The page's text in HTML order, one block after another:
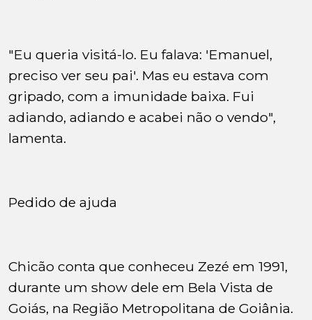
"Eu queria visitá-lo. Eu falava: 'Emanuel,
preciso ver seu pai'. Mas eu estava com
gripado, com a imunidade baixa. Fui
adiando, adiando e acabei não o vendo",
lamenta.
Pedido de ajuda
Chicão conta que conheceu Zezé em 1991,
durante um show dele em Bela Vista de
Goiás, na Região Metropolitana de Goiânia.